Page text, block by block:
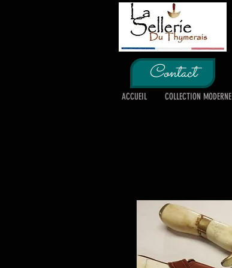
Contact
ACCUEIL COLLECTION MODERNE